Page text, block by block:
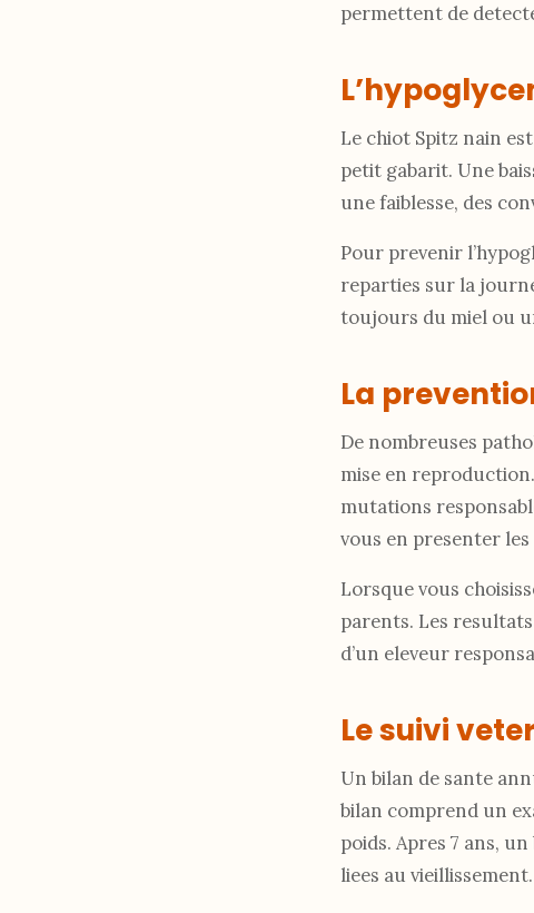
permettent de
Le chiot Spitz nain
petit gabarit. Une
une faiblesse, des
Pour prevenir
reparties sur la
toujours du miel ou
La
De nombreuses
mise en
mutations
vous en presenter
Lorsque vous
parents. Les
d’un eleveur
Le suivi
Un bilan de sante
bilan comprend un
poids. Apres 7 ans,
liees au vieillissement.